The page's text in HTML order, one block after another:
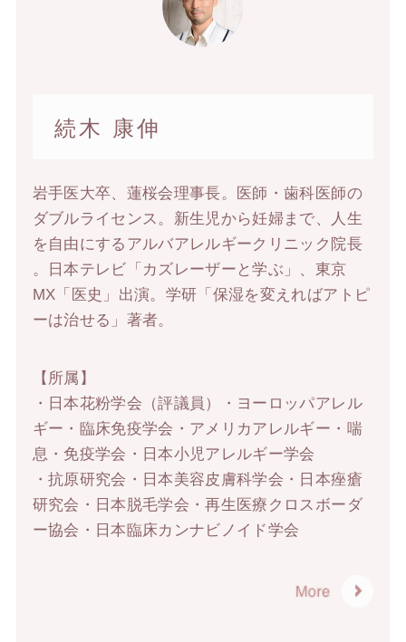
続木 康伸
岩手医大卒、蓮桜会理事長。医師・歯科医師の
ダブルライセンス。新生児から妊婦まで、人生
を自由にするアルバアレルギークリニック院長
。日本テレビ「カズレーザーと学ぶ」、東京
MX「医史」出演。学研「保湿を変えればアトピ
ーは治せる」著者。
【所属】
・日本花粉学会（評議員）・ヨーロッパアレル
ギー・臨床免疫学会・アメリカアレルギー・喘
息・免疫学会・日本小児アレルギー学会
・抗原研究会・日本美容皮膚科学会・日本痤瘡
研究会・日本脱毛学会・再生医療クロスボーダ
ー協会・日本臨床カンナビノイド学会